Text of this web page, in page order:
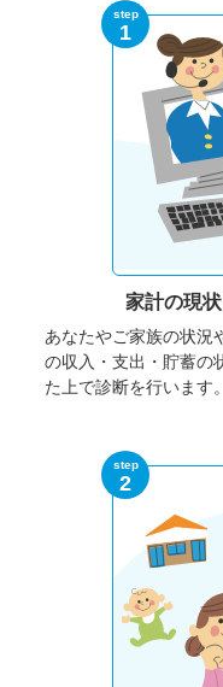
step
1
家計の現
あなたやご家族の状況
の収入・支出・貯蓄の
た上で診断を行います。
step
2